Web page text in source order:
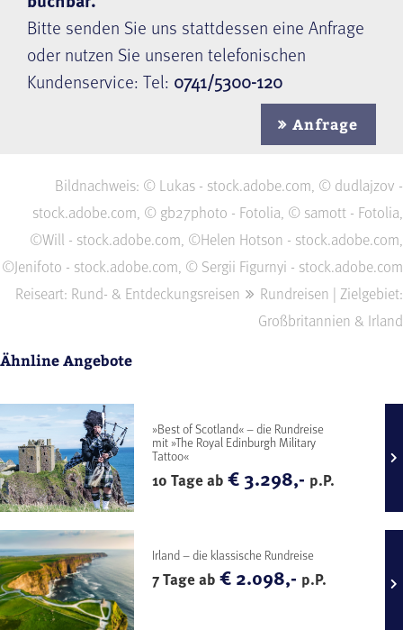
Bitte senden Sie uns stattdessen eine Anfrage
oder nutzen Sie unseren telefonischen
Kundenservice: Tel: 0741/5300-120
Anfrage
Bildnachweis: © Lukas - stock.adobe.com, © dudlajzov -
stock.adobe.com, © gb27photo - Fotolia, © samott - Fotolia,
©Will - stock.adobe.com, ©Helen Hotson - stock.adobe.com,
©Jenifoto - stock.adobe.com, © Sergii Figurnyi - stock.adobe.com
Reiseart: Rund- & Entdeckungsreisen
Rundreisen | Zielgebiet:
Großbritannien & Irland
Ähnline Angebote
»Best of Scotland« – die Rundreise
mit »The Royal Edinburgh Military
Tattoo«
10 Tage ab€ 3.298,- p.P.
Irland – die klassische Rundreise
7 Tage ab€ 2.098,- p.P.